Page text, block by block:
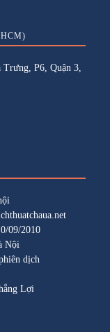
Trưng, P6, Quận 3,
09/2010
Nội
dịch
Lợi